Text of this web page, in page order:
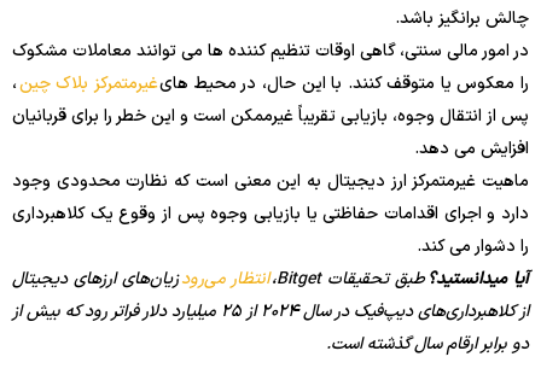
چالش برانگیز باشد.
در امور مالی سنتی، گاهی اوقات تنظیم کننده ها می توانند معاملات مشکوک
را معکوس یا متوقف کنند. با این حال، در محیط هایغیرمتمرکز بلاک چین،
پس از انتقال وجوه، بازیابی تقریباً غیرممکن است و این خطر را برای قربانیان
افزایش می دهد.
ماهیت غیرمتمرکز ارز دیجیتال به این معنی است که نظارت محدودی وجود
دارد و اجرای اقدامات حفاظتی یا بازیابی وجوه پس از وقوع یک کلاهبرداری
را دشوار می کند.
آیا میدانستید؟طبق تحقیقات Bitget، انتظار می‌رودزیان‌های ارزهای دیجیتال
از کلاهبرداری‌های دیپ‌فیک در سال 2024 از 25 میلیارد دلار فراتر رود که بیش از
دو برابر ارقام سال گذشته است.